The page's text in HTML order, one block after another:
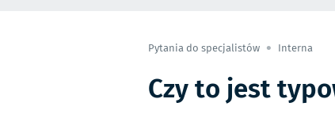
Pytania do specjalistów Interna
Czy to jest